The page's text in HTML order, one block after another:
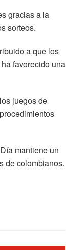
gracias a la
sorteos.
a que los
favorecido una
juegos de
mantiene un
de colombianos.